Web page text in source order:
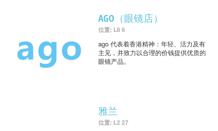
AGO（眼镜店）
位置: L8 6
ago 代表着香港精神：年轻、活力及有
主见，并致力以合理的价钱提供优质的
眼镜产品。
雅兰
位置: L2 27